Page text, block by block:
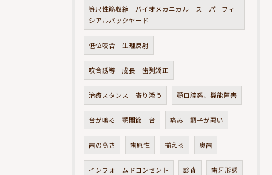
等尺性筋収縮 バイオメカニカル スーパーフィ
シアルバックヤード
低位咬合 生理反射
咬合誘導 成長 歯列矯正
治療スタンス 寄り添う 顎口腔系、機能障害
音が鳴る 顎関節 音 痛み 調子が悪い
歯の高さ 歯原性 揃える 奥歯
インフォームドコンセント 診査 歯牙形態